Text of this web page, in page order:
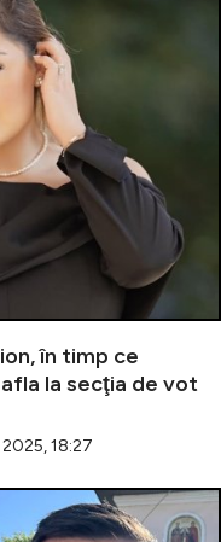
în timp ce
la secţia de vot
18:27